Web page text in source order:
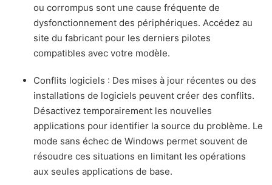
ou corrompus sont une cause fréquente de
dysfonctionnement des périphériques. Accédez au
site du fabricant pour les derniers pilotes
compatibles avec votre modèle.
Conflits logiciels : Des mises à jour récentes ou des
installations de logiciels peuvent créer des conflits.
Désactivez temporairement les nouvelles
applications pour identifier la source du problème. Le
mode sans échec de Windows permet souvent de
résoudre ces situations en limitant les opérations
aux seules applications de base.